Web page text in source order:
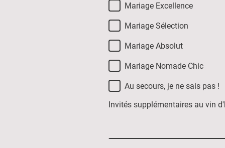
Mariage Excellence
Mariage Sélection
Mariage Absolut
Mariage Nomade Chic
Au secours, je ne sais pas !
Invités supplémentaires au vin